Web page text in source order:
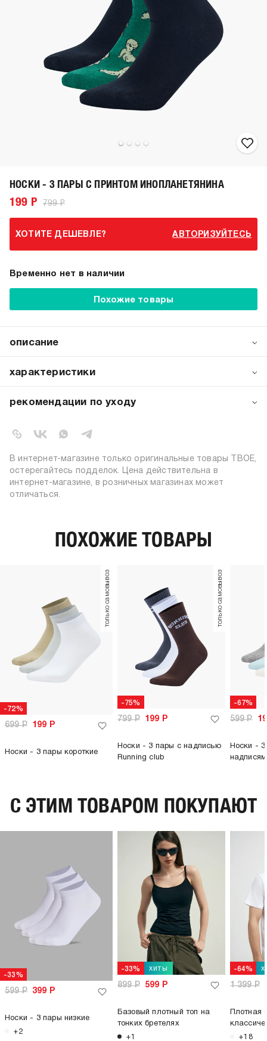
НОСКИ - 3 ПАРЫ С ПРИНТОМ ИНОПЛАНЕТЯНИНА
199 Р 799 Р
ХОТИТЕ ДЕШЕВЛЕ? АВТОРИЗУЙТЕСЬ
Временно нет в наличии
Похожие товары
описание
принтом инопланетян — это уникальное сочетание
характеристики
узор:
принт
количество пар:
3
высота носков:
рекомендации по уходу
не отбеливать
барабанная сушка запрещена
сухая чистка запрещена
В интернет-магазине только оригинальные товары ТВОЕ,
остерегайтесь подделок. Цена действительна в
интернет-магазине, в розничных магазинах может
отличаться.
ПОХОЖИЕ ТОВАРЫ
-72%
только самовывоз
699Р 199 Р
Носки - 3 пары короткие
-75%
только самовывоз
799Р 199 Р
Носки - 3 пары с надписью
Running club
-67%
599Р
Носки - 3
C ЭТИМ ТОВАРОМ ПОКУПАЮТ
-33%
599Р 399 Р
Носки - 3 пары низкие
+2
-33% хиты
899Р 599 Р
Базовый плотный топ на
тонких бретелях
+1
-64%
1 399Р
Плотная
+18